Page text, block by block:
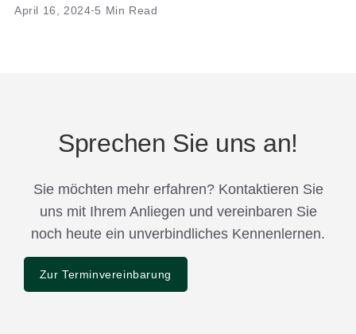
April 16, 2024 5 Min Read
Sprechen Sie uns an!
Sie möchten mehr erfahren? Kontaktieren Sie
uns mit Ihrem Anliegen und vereinbaren Sie
noch heute ein unverbindliches Kennenlernen.
Zur Terminvereinbarung